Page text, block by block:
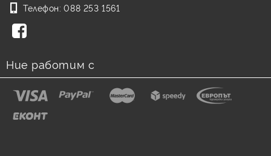
Телефон: 088 253 1561
Ние работим с